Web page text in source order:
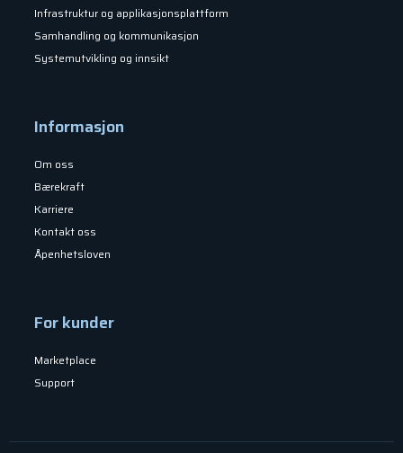
Infrastruktur og applikasjonsplattform
Samhandling og kommunikasjon
Systemutvikling og innsikt
Informasjon
Om oss
Bærekraft
Karriere
Kontakt oss
Åpenhetsloven
For kunder
Marketplace
Support